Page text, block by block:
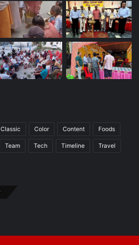
Classic Color Content Foods
Team Tech Timeline Travel